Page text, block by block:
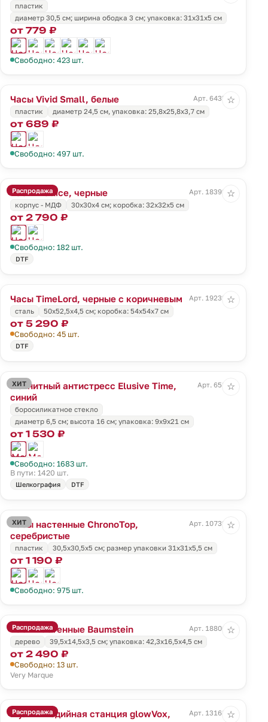
пластик
диаметр 30,5 см; ширина ободка 3 см; упаковка: 31х31х5 см
от 779 ₽
Свободно: 423 шт.
Часы Vivid Small, белые
Арт. 6435.60
пластик
диаметр 24,5 см, упаковка: 25,8x25,8х3,7 см
от 689 ₽
Свободно: 497 шт.
☆
Распродажа
Часы Wallice, черные
Арт. 18392.30
корпус - МДФ
30x30x4 cм; коробка: 32x32x5 см
от 2 790 ₽
Свободно: 182 шт.
DTF
☆
Часы TimeLord, черные с коричневым
Арт. 19232.35
сталь
50x52,5x4,5 cм; коробка: 54x54x7 см
от 5 290 ₽
Свободно: 45 шт.
DTF
☆
ХИТ
Магнитный антистресс Elusive Time,
синий
Арт. 658.40
боросиликатное стекло
диаметр 6,5 см; высота 16 см; упаковка: 9х9х21 см
от 1 530 ₽
Свободно: 1683 шт.
В пути: 1420 шт.
Шелкография DTF
☆
ХИТ
Часы настенные ChronoTop,
серебристые
Арт. 10732.15
пластик 30,5x30,5x5 см; размер упаковки 31x31x5,5 см
от 1 190 ₽
Свободно: 975 шт.
☆
Распродажа
Часы настенные Baumstein
Арт. 18806.00
дерево
39,5х14,5х3,5 см; упаковка: 42,3х16,5х4,5 см
от 2 490 ₽
Свободно: 13 шт.
Very Marque
☆
Распродажа
Мультимедийная станция glowVox,
Арт. 13168.60
☆